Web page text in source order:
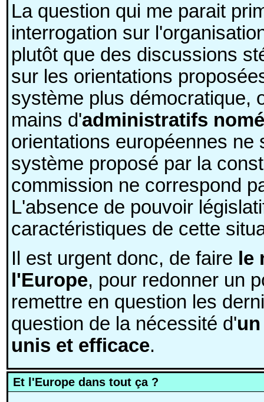
La question qui me parait
interrogation sur
plutôt que des discussions
sur les orientations
système plus démocratique,
mains d'administratifs
orientations européennes
système proposé par la
commission ne correspond
L'absence de pouvoir
caractéristiques de cette
Il est urgent donc, de faire le
l'Europe, pour redonner un
remettre en question les
question de la nécessité d'
unis et efficace.
Et l'Europe dans tout ça ?